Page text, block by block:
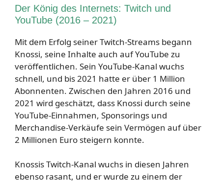
Der König des Internets: Twitch und
YouTube (2016 – 2021)
Mit dem Erfolg seiner Twitch-Streams begann
Knossi, seine Inhalte auch auf YouTube zu
veröffentlichen. Sein YouTube-Kanal wuchs
schnell, und bis 2021 hatte er über 1 Million
Abonnenten. Zwischen den Jahren 2016 und
2021 wird geschätzt, dass Knossi durch seine
YouTube-Einnahmen, Sponsorings und
Merchandise-Verkäufe sein Vermögen auf über
2 Millionen Euro steigern konnte.
Knossis Twitch-Kanal wuchs in diesen Jahren
ebenso rasant, und er wurde zu einem der